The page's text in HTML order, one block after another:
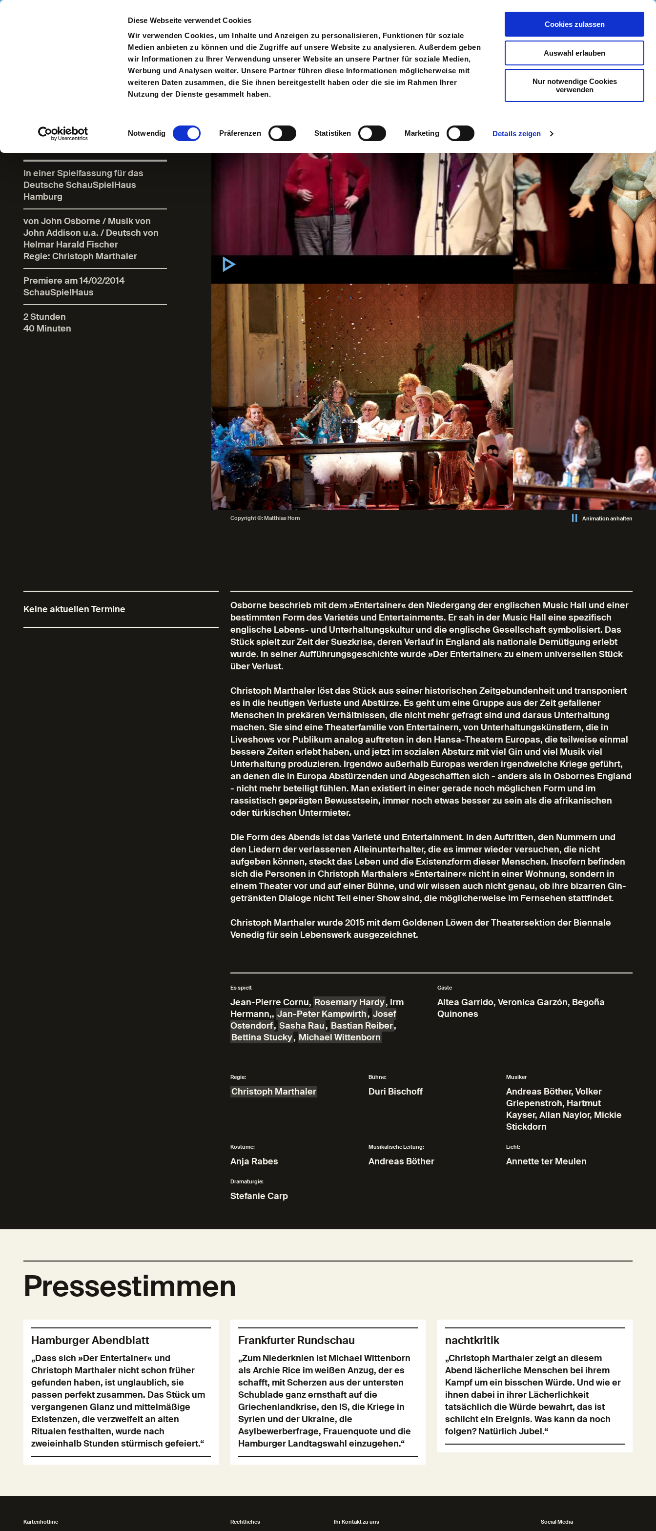
Diese Webseite verwendet Cookies
Wir verwenden Cookies, um Inhalte und Anzeigen zu personalisieren, Funktionen für soziale
Medien anbieten zu können und die Zugriffe auf unsere Website zu analysieren. Außerdem geben
wir Informationen zu Ihrer Verwendung unserer Website an unsere Partner für soziale Medien,
Werbung und Analysen weiter. Unsere Partner führen diese Informationen möglicherweise mit
weiteren Daten zusammen, die Sie ihnen bereitgestellt haben oder die sie im Rahmen Ihrer
Nutzung der Dienste gesammelt haben.
Einwilligungsauswahl
Notwendig Präferenzen Statistiken Marketing Details zeigen
Cookies zulassen
Auswahl erlauben
Nur notwendige Cookies
verwenden
Direkt zum Inhalt
Spielplan Toggle search input Suche Anmelden Anmeldung
Entertainer
In einer Spielfassung für das
Deutsche SchauSpielHaus
Hamburg
von John Osborne / Musik von
John Addison u.a. / Deutsch von
Helmar Harald Fischer
Regie: Christoph Marthaler
Premiere am 14/02/2014
SchauSpielHaus
2 Stunden
40 Minuten
Copyright ©: Matthias Horn Animation anhalten
Keine aktuellen Termine
Osborne beschrieb mit dem »Entertainer« den Niedergang der englischen Music Hall und einer
bestimmten Form des Varietés und Entertainments. Er sah in der Music Hall eine spezifisch
englische Lebens- und Unterhaltungskultur und die englische Gesellschaft symbolisiert. Das
Stück spielt zur Zeit der Suezkrise, deren Verlauf in England als nationale Demütigung erlebt
wurde. In seiner Aufführungsgeschichte wurde »Der Entertainer« zu einem universellen Stück
über Verlust.
Christoph Marthaler löst das Stück aus seiner historischen Zeitgebundenheit und transponiert
es in die heutigen Verluste und Abstürze. Es geht um eine Gruppe aus der Zeit gefallener
Menschen in prekären Verhältnissen, die nicht mehr gefragt sind und daraus Unterhaltung
machen. Sie sind eine Theaterfamilie von Entertainern, von Unterhaltungskünstlern, die in
Liveshows vor Publikum analog auftreten in den Hansa-Theatern Europas, die teilweise einmal
bessere Zeiten erlebt haben, und jetzt im sozialen Absturz mit viel Gin und viel Musik viel
Unterhaltung produzieren. Irgendwo außerhalb Europas werden irgendwelche Kriege geführt,
an denen die in Europa Abstürzenden und Abgeschafften sich - anders als in Osbornes England
- nicht mehr beteiligt fühlen. Man existiert in einer gerade noch möglichen Form und im
rassistisch geprägten Bewusstsein, immer noch etwas besser zu sein als die afrikanischen
oder türkischen Untermieter.
Die Form des Abends ist das Varieté und Entertainment. In den Auftritten, den Nummern und
den Liedern der verlassenen Alleinunterhalter, die es immer wieder versuchen, die nicht
aufgeben können, steckt das Leben und die Existenzform dieser Menschen. Insofern befinden
sich die Personen in Christoph Marthalers »Entertainer« nicht in einer Wohnung, sondern in
einem Theater vor und auf einer Bühne, und wir wissen auch nicht genau, ob ihre bizarren Gin-
getränkten Dialoge nicht Teil einer Show sind, die möglicherweise im Fernsehen stattfindet.
Christoph Marthaler wurde 2015 mit dem Goldenen Löwen der Theatersektion der Biennale
Venedig für sein Lebenswerk ausgezeichnet.
Es spielt
Jean-Pierre Cornu, Rosemary Hardy, Irm
Hermann,, Jan-Peter Kampwirth, Josef
Ostendorf, Sasha Rau, Bastian Reiber,
Bettina Stucky, Michael Wittenborn
Gäste
Altea Garrido, Veronica Garzón, Begoña
Quinones
Regie:
Christoph Marthaler
Bühne:
Duri Bischoff
Musiker
Andreas Böther, Volker
Griepenstroh, Hartmut
Kayser, Allan Naylor, Mickie
Stickdorn
Kostüme:
Anja Rabes
Musikalische Leitung:
Andreas Böther
Licht:
Annette ter Meulen
Dramaturgie:
Stefanie Carp
Pressestimmen
Hamburger Abendblatt
„Dass sich »Der Entertainer« und
Christoph Marthaler nicht schon früher
gefunden haben, ist unglaublich, sie
passen perfekt zusammen. Das Stück um
vergangenen Glanz und mittelmäßige
Existenzen, die verzweifelt an alten
Ritualen festhalten, wurde nach
zweieinhalb Stunden stürmisch gefeiert.“
Frankfurter Rundschau
„Zum Niederknien ist Michael Wittenborn
als Archie Rice im weißen Anzug, der es
schafft, mit Scherzen aus der untersten
Schublade ganz ernsthaft auf die
Griechenlandkrise, den IS, die Kriege in
Syrien und der Ukraine, die
Asylbewerberfrage, Frauenquote und die
Hamburger Landtagswahl einzugehen.“
nachtkritik
„Christoph Marthaler zeigt an diesem
Abend lächerliche Menschen bei ihrem
Kampf um ein bisschen Würde. Und wie er
ihnen dabei in ihrer Lächerlichkeit
tatsächlich die Würde bewahrt, das ist
schlicht ein Ereignis. Was kann da noch
folgen? Natürlich Jubel.“
Kartenhotline Rechtliches Ihr Kontakt zu uns Social Media